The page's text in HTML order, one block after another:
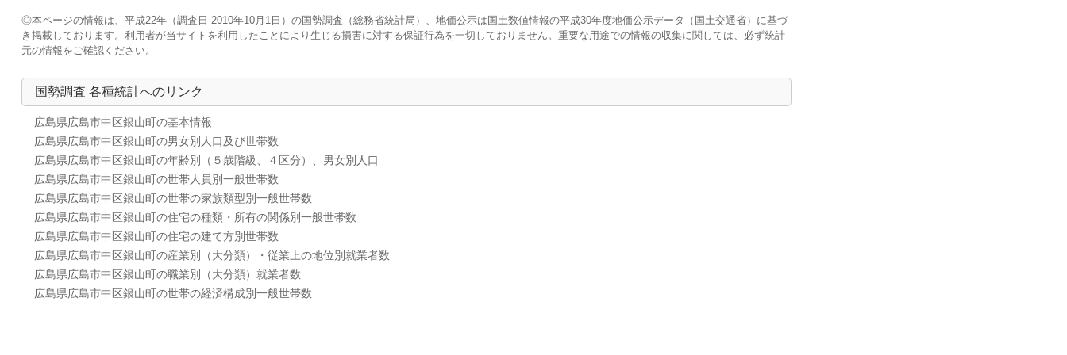
◎本ページの情報は、平成22年（調査日 2010年10月1日）の国勢調査（総務省統計局）、地価公示は国土数値情報の平成30年度地価公示データ（国土交通省）に基づ
き掲載しております。利用者が当サイトを利用したことにより生じる損害に対する保証行為を一切しておりません。重要な用途での情報の収集に関しては、必ず統計
元の情報をご確認ください。
国勢調査 各種統計へのリンク
広島県広島市中区銀山町の基本情報
広島県広島市中区銀山町の男女別人口及び世帯数
広島県広島市中区銀山町の年齢別（５歳階級、４区分）、男女別人口
広島県広島市中区銀山町の世帯人員別一般世帯数
広島県広島市中区銀山町の世帯の家族類型別一般世帯数
広島県広島市中区銀山町の住宅の種類・所有の関係別一般世帯数
広島県広島市中区銀山町の住宅の建て方別世帯数
広島県広島市中区銀山町の産業別（大分類）・従業上の地位別就業者数
広島県広島市中区銀山町の職業別（大分類）就業者数
広島県広島市中区銀山町の世帯の経済構成別一般世帯数